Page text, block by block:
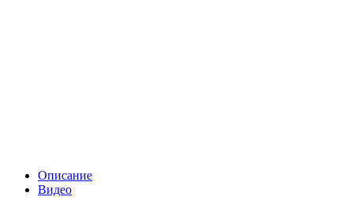
Описание
Видео